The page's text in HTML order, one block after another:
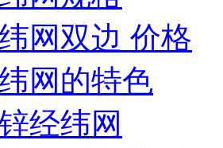
网双边 价格
网的特色
经纬网